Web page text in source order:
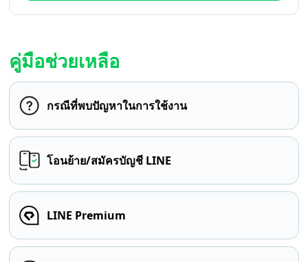
คู่มือช่วยเหลือ
กรณีที่พบปัญหาในการใช้งาน
โอนย้าย/สมัครบัญชี LINE
LINE Premium